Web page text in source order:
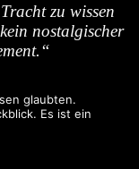
zu wissen
nostalgischer
glaubten.
Es ist ein